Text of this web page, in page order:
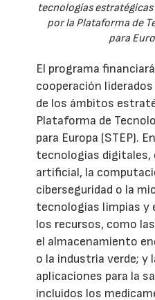
tecnologías
por la Plataforma de
para
El programa
cooperación
de los ámbitos
Plataforma de
para Europa (STEP).
tecnologías
artificial, la
ciberseguridad o la
tecnologías limpias y
los recursos, como
el almacenamiento
o la industria verde; y
aplicaciones para la
incluidos los